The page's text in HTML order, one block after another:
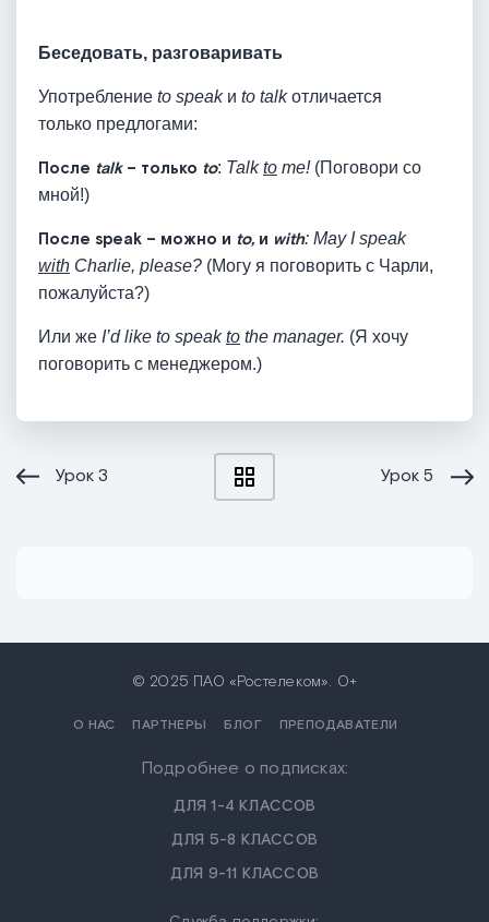
Беседовать, разговаривать
Употребление to speak и to talkотличается
только предлогами:
После talk– только to: Talkto me!(Поговори со
мной!)
После speak – можно и to, и with: May I speak
with Charlie, please? (Могу я поговорить с Чарли,
пожалуйста?)
Или же I’d like to speakto the manager. (Я хочу
поговорить с менеджером.)
Урок3 Урок5
© 2025 ПАО «Ростелеком». 0+
О НАС ПАРТНЕРЫ БЛОГ ПРЕПОДАВАТЕЛИ
Подробнее о подписках:
ДЛЯ 1-4 КЛАССОВ
ДЛЯ 5-8 КЛАССОВ
ДЛЯ 9-11 КЛАССОВ